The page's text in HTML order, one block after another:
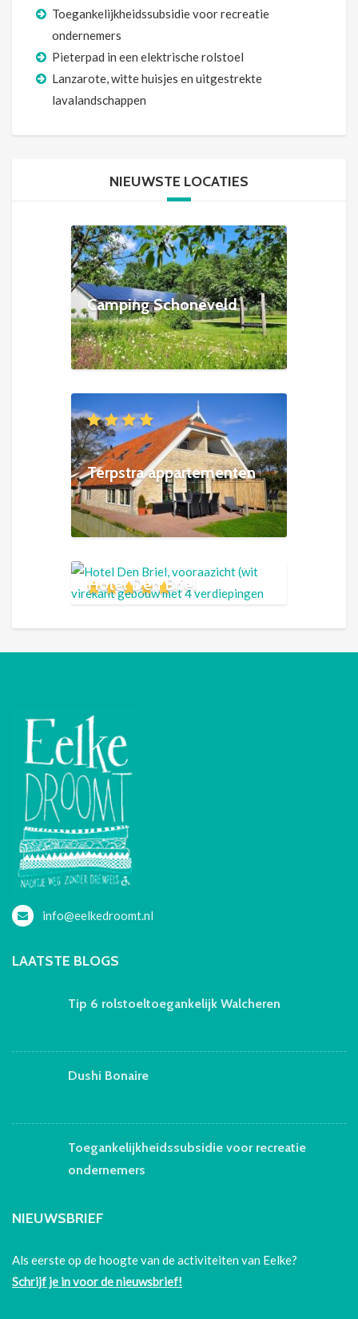
Toegankelijkheidssubsidie voor recreatie
ondernemers
Pieterpad in een elektrische rolstoel
Lanzarote, witte huisjes en uitgestrekte
lavalandschappen
NIEUWSTE LOCATIES
Camping Schoneveld
Terpstra appartementen
Hotel Den Briel
info@eelkedroomt.nl
LAATSTE BLOGS
Tip 6 rolstoeltoegankelijk Walcheren
Dushi Bonaire
Toegankelijkheidssubsidie voor recreatie
ondernemers
NIEUWSBRIEF
Als eerste op de hoogte van de activiteiten van Eelke?
Schrijf je in voor de nieuwsbrief!